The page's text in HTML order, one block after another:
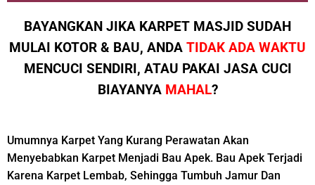
BAYANGKAN JIKA KARPET MASJID SUDAH
MULAI KOTOR & BAU, ANDA TIDAK ADA WAKTU
MENCUCI SENDIRI, ATAU PAKAI JASA CUCI
BIAYANYA MAHAL?
Umumnya Karpet Yang Kurang Perawatan Akan
Menyebabkan Karpet Menjadi Bau Apek. Bau Apek Terjadi
Karena Karpet Lembab, Sehingga Tumbuh Jamur Dan